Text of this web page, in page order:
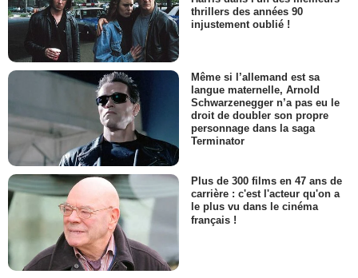
thrillers des années 90
injustement oublié !
Même si l’allemand est sa
langue maternelle, Arnold
Schwarzenegger n’a pas eu le
droit de doubler son propre
personnage dans la saga
Terminator
Plus de 300 films en 47 ans de
carrière : c'est l'acteur qu'on a
le plus vu dans le cinéma
français !